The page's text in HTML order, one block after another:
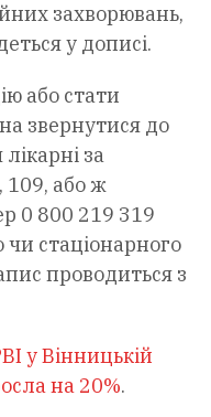
захворювань,
у дописі.
або стати
звернутися до
за
109, або ж
0 800 219 319
чи стаціонарного
проводиться з
у Вінницькій
на 20%.